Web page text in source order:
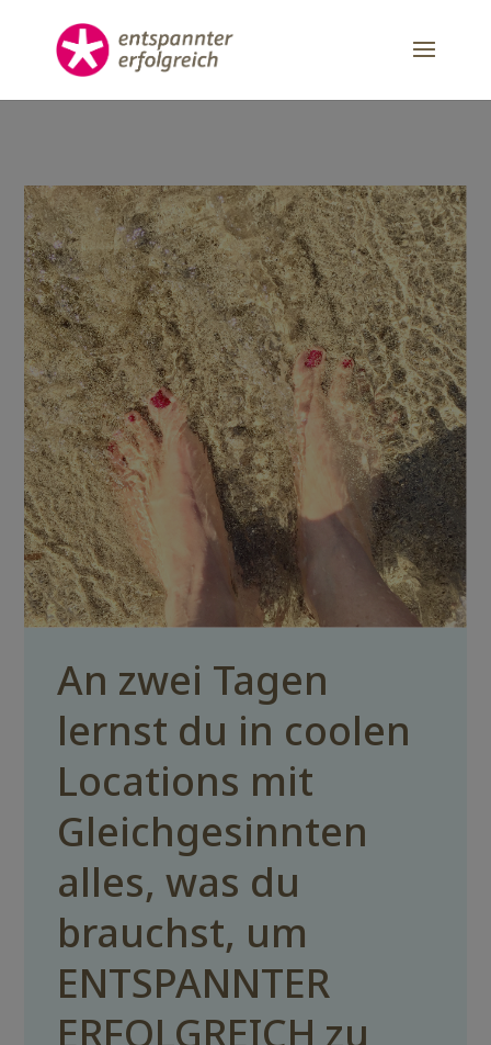
An zwei Tagen
lernst du in coolen
Locations mit
Gleichgesinnten
alles, was du
brauchst, um
ENTSPANNTER
ERFOLGREICH zu